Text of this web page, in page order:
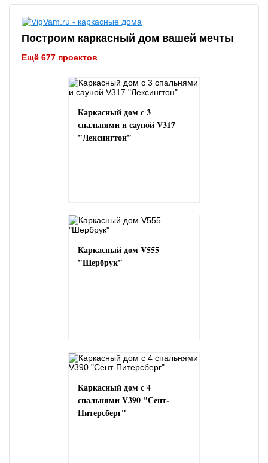
Построим каркасный дом вашей мечты
Ещё 677 проектов
Каркасный дом с 3
спальнями и сауной V317
"Лексингтон"
Каркасный дом V555
"Шербрук"
Каркасный дом с 4
спальнями V390 "Сент-
Питерсберг"